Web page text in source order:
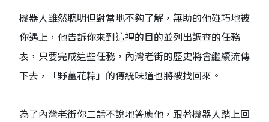
機器人雖然聰明但對當地不夠了解，無助的他碰巧地被
你遇上，他告訴你來到這裡的目的並列出調查的任務
表，只要完成這些任務，內灣老街的歷史將會繼續流傳
下去，「野薑花粽」的傳統味道也將被找回來。
為了內灣老街你二話不說地答應他，跟著機器人踏上回